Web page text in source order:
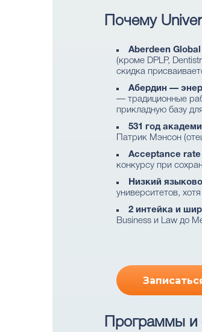
Почему
Aberdeen
(кроме DPLP,
скидка
Абердин —
— традиционные
прикладную базу
531 год
Патрик Мэнсон
Acceptance rate
конкурсу при
Низкий
университетов,
2 интейка и
Business и Law до
Программы и